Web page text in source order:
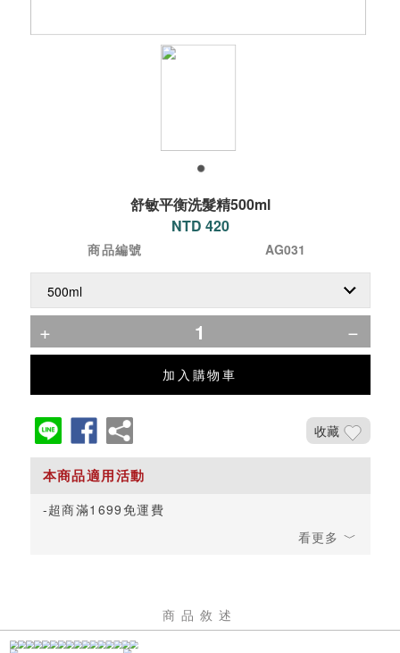
舒敏平衡洗髮精500ml
NTD 420
商品編號 AG031
加入購物車
收藏
超商滿1699免運費
商品敘述